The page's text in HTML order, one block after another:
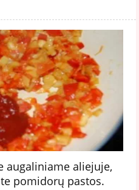
augaliniame aliejuje,
pomidorų pastos.